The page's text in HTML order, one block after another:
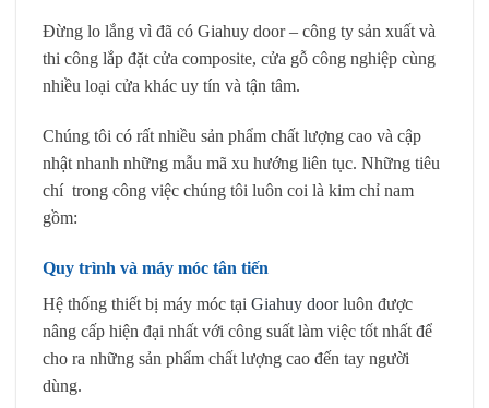
Đừng lo lắng vì đã có Giahuy door – công ty sản xuất và
thi công lắp đặt cửa composite, cửa gỗ công nghiệp cùng
nhiều loại cửa khác uy tín và tận tâm.
Chúng tôi có rất nhiều sản phẩm chất lượng cao và cập
nhật nhanh những mẫu mã xu hướng liên tục. Những tiêu
chí trong công việc chúng tôi luôn coi là kim chỉ nam
gồm:
Quy trình và máy móc tân tiến
Hệ thống thiết bị máy móc tại Giahuy doorluôn được
nâng cấp hiện đại nhất với công suất làm việc tốt nhất để
cho ra những sản phẩm chất lượng cao đến tay người
dùng.